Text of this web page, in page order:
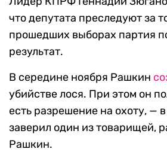
что депутата преследуют за
прошедших выборах партия
результат.
В середине ноября Рашкин
убийстве лося. При этом он
есть разрешение на охоту, —
заверил один из товарищей,
Рашкин.